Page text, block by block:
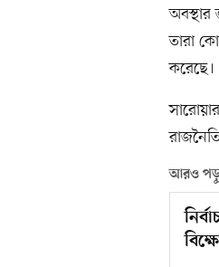
অবস্থার
তারা
করেছে।
আরও